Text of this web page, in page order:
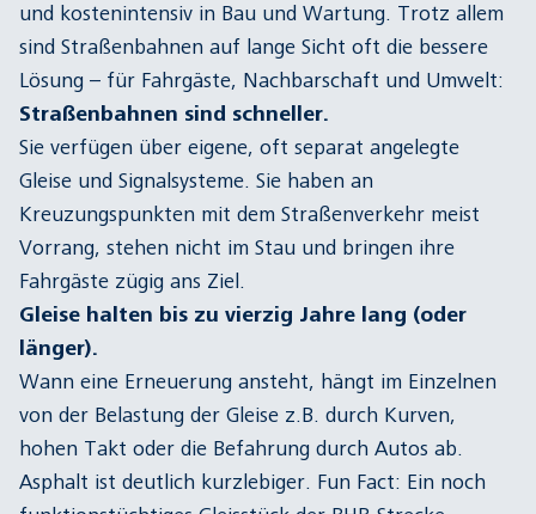
und kostenintensiv in Bau und Wartung. Trotz allem
sind Straßenbahnen auf lange Sicht oft die bessere
Lösung – für Fahrgäste, Nachbarschaft und Umwelt:
Straßenbahnen sind schneller.
Sie verfügen über eigene, oft separat angelegte
Gleise und Signalsysteme. Sie haben an
Kreuzungspunkten mit dem Straßenverkehr meist
Vorrang, stehen nicht im Stau und bringen ihre
Fahrgäste zügig ans Ziel.
Gleise halten bis zu vierzig Jahre lang (oder
länger).
Wann eine Erneuerung ansteht, hängt im Einzelnen
von der Belastung der Gleise z.B. durch Kurven,
hohen Takt oder die Befahrung durch Autos ab.
Asphalt ist deutlich kurzlebiger. Fun Fact: Ein noch